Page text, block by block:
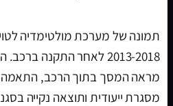
תמונה של מערכת מולטימדיה
2013-2018 לאחר התקנה
מראה המסך בתוך הרכב, התאמה
מסגרת ייעודית ותוצאה נקייה